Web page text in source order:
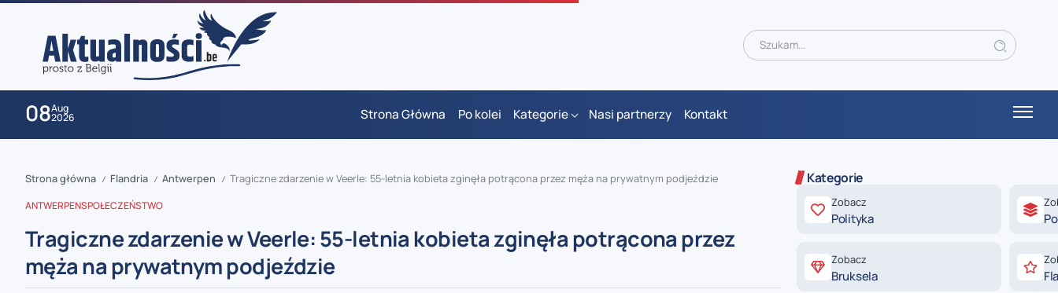
08Aug
2026 Strona Główna Po kolei Kategorie Nasi partnerzy Kontakt
Strona główna / Flandria / Antwerpen / Tragiczne zdarzenie w Veerle: 55-letnia kobieta zginęła potrącona przez męża na prywatnym podjeździe
ANTWERPENSPOŁECZEŃSTWO
Tragiczne zdarzenie w Veerle: 55-letnia kobieta zginęła potrącona przez
męża na prywatnym podjeździe
Kategorie
Zobacz
Polityka
Zobacz
Bruksela